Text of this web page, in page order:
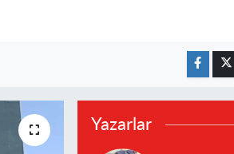
Yazarlar